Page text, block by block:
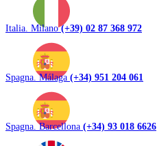
Italia. Milano(+39) 02 87 368 972
Spagna. Málaga (+34) 951 204 061
Spagna. Barcellona (+34) 93 018 6626